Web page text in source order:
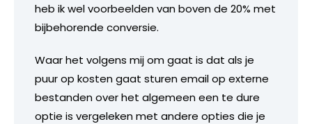
heb ik wel voorbeelden van boven de 20% met
bijbehorende conversie.
Waar het volgens mij om gaat is dat als je
puur op kosten gaat sturen email op externe
bestanden over het algemeen een te dure
optie is vergeleken met andere opties die je